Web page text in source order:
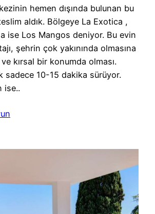
hemen dışında bulunan bu
aldık. Bölgeye La Exotica ,
ise Los Mangos deniyor. Bu evin
şehrin çok yakınında olmasına
kırsal bir konumda olması.
sadece 10-15 dakika sürüyor.
ise..